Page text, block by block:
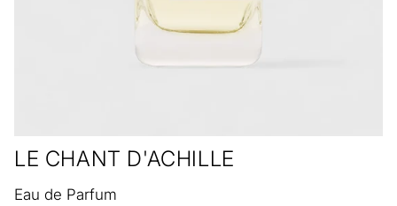
LE CHANT D'ACHILLE
Eau de Parfum